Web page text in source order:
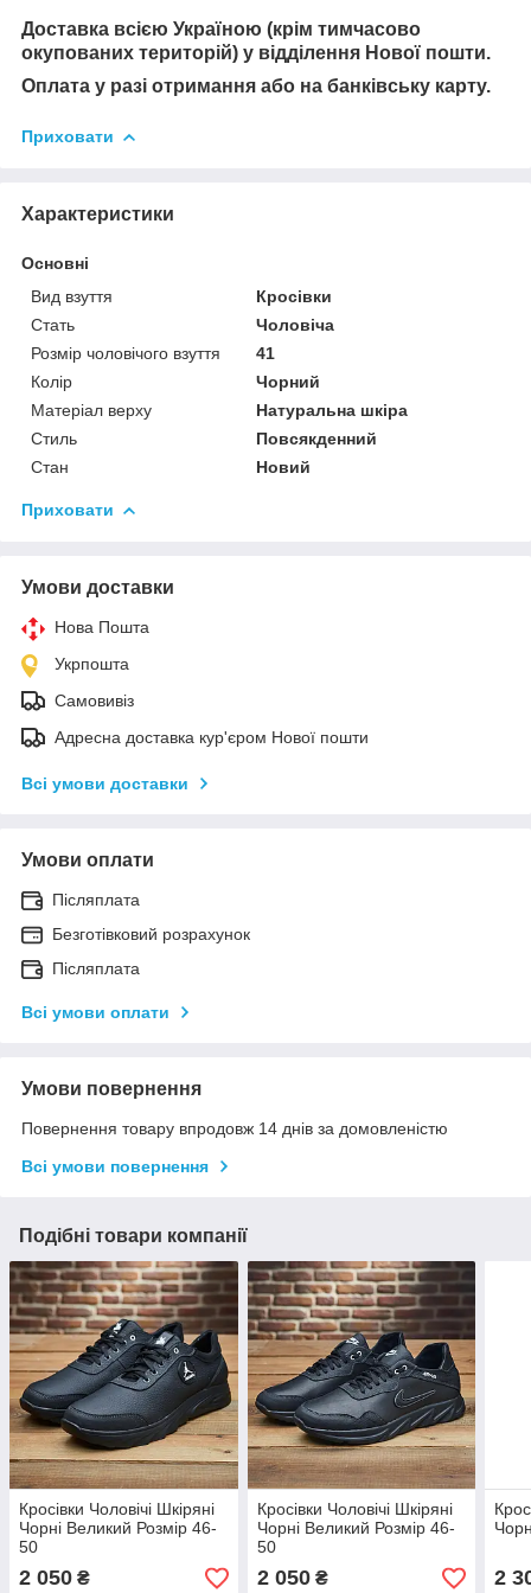
Доставка всією Україною (крім тимчасово
окупованих територій) у відділення Нової пошти.
Оплата у разі отримання або на банківську карту.
Приховати
Характеристики
Основні
Вид взуття
Кросівки
Стать
Чоловіча
Розмір чоловічого взуття
41
Колір
Чорний
Матеріал верху
Натуральна шкіра
Стиль
Повсякденний
Стан
Новий
Приховати
Умови доставки
Нова Пошта
Укрпошта
Самовивіз
Адресна доставка кур'єром Нової пошти
Всі умови доставки
Умови оплати
Післяплата
Безготівковий розрахунок
Післяплата
Всі умови оплати
Умови повернення
Повернення товару впродовж 14 днів за домовленістю
Всі умови повернення
Подібні товари компанії
Кросівки Чоловічі Шкіряні
Чорні Великий Розмір 46-
50
2 050 ₴
Кросівки Чоловічі Шкіряні
Чорні Великий Розмір 46-
50
2 050₴ 2